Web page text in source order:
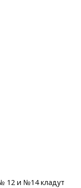
12 и №14 кладут